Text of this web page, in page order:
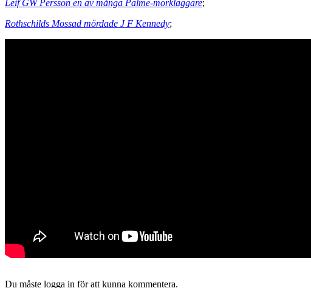
Leif GW Persson en av många Palme-mörkläggare;
Rothschilds Mossad mördade J F Kennedy;
Du måste logga in för att kunna kommentera.